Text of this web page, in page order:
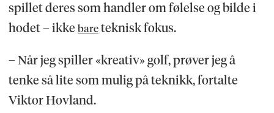
spillet deres som handler om følelse og bilde i
hodet – ikke bareteknisk fokus.
– Når jeg spiller «kreativ» golf, prøver jeg å
tenke så lite som mulig på teknikk, fortalte
Viktor Hovland.